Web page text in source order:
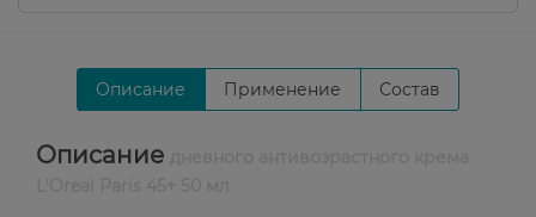
Описание Применение Состав
Описание